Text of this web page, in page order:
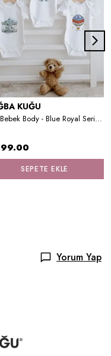
KUĞU
3'lü Bebek Body - Blue Royal Series - O Harfi
SEPETE EKLE
Yorum Yap